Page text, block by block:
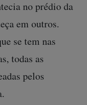
muita notícia que
de moradia,
famílias
a uma ocupação
no prédio da
em outros.